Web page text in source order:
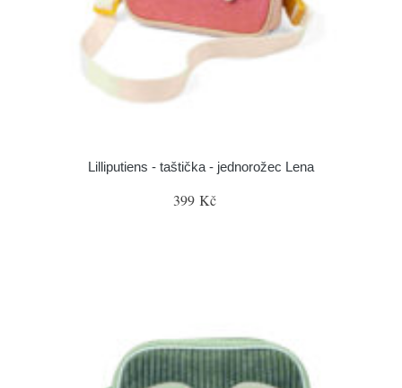
Lilliputiens - taštička - jednorožec Lena
399 Kč